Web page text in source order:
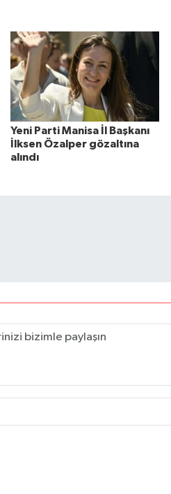
Yeni Parti Manisa İl Başkanı
İlksen Özalper gözaltına
alındı